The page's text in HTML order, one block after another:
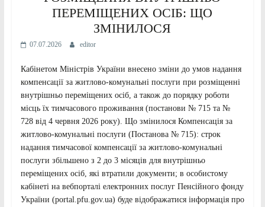
ПЕРЕМІЩЕНИХ ОСІБ: ЩО
ЗМІНИЛОСЯ
07.07.2026 editor
Кабінетом Міністрів України внесено зміни до умов надання
компенсації за житлово-комунальні послуги при розміщенні
внутрішньо переміщених осіб, а також до порядку роботи
місць їх тимчасового проживання (постанови № 715 та №
728 від 4 червня 2026 року). Що змінилося Компенсація за
житлово-комунальні послуги (Постанова № 715): строк
надання тимчасової компенсації за житлово-комунальні
послуги збільшено з 2 до 3 місяців для внутрішньо
переміщених осіб, які втратили документи; в особистому
кабінеті на вебпорталі електронних послуг Пенсійного фонду
України (portal.pfu.gov.ua) буде відображатися інформація про